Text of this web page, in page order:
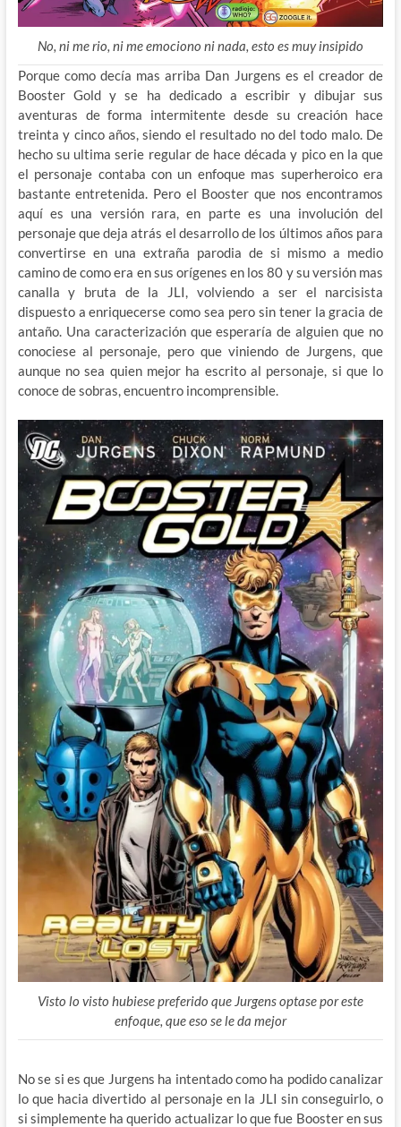
No, ni me rio, ni me emociono ni nada, esto es muy insipido
Porque como decía mas arriba Dan Jurgens es el creador de
Booster Gold y se ha dedicado a escribir y dibujar sus
aventuras de forma intermitente desde su creación hace
treinta y cinco años, siendo el resultado no del todo malo. De
hecho su ultima serie regular de hace década y pico en la que
el personaje contaba con un enfoque mas superheroico era
bastante entretenida. Pero el Booster que nos encontramos
aquí es una versión rara, en parte es una involución del
personaje que deja atrás el desarrollo de los últimos años para
convertirse en una extraña parodia de si mismo a medio
camino de como era en sus orígenes en los 80 y su versión mas
canalla y bruta de la JLI, volviendo a ser el narcisista
dispuesto a enriquecerse como sea pero sin tener la gracia de
antaño. Una caracterización que esperaría de alguien que no
conociese al personaje, pero que viniendo de Jurgens, que
aunque no sea quien mejor ha escrito al personaje, si que lo
conoce de sobras, encuentro incomprensible.
Visto lo visto hubiese preferido que Jurgens optase por este
enfoque, que eso se le da mejor
No se si es que Jurgens ha intentado como ha podido canalizar
lo que hacia divertido al personaje en la JLI sin conseguirlo, o
si simplemente ha querido actualizar lo que fue Booster en sus